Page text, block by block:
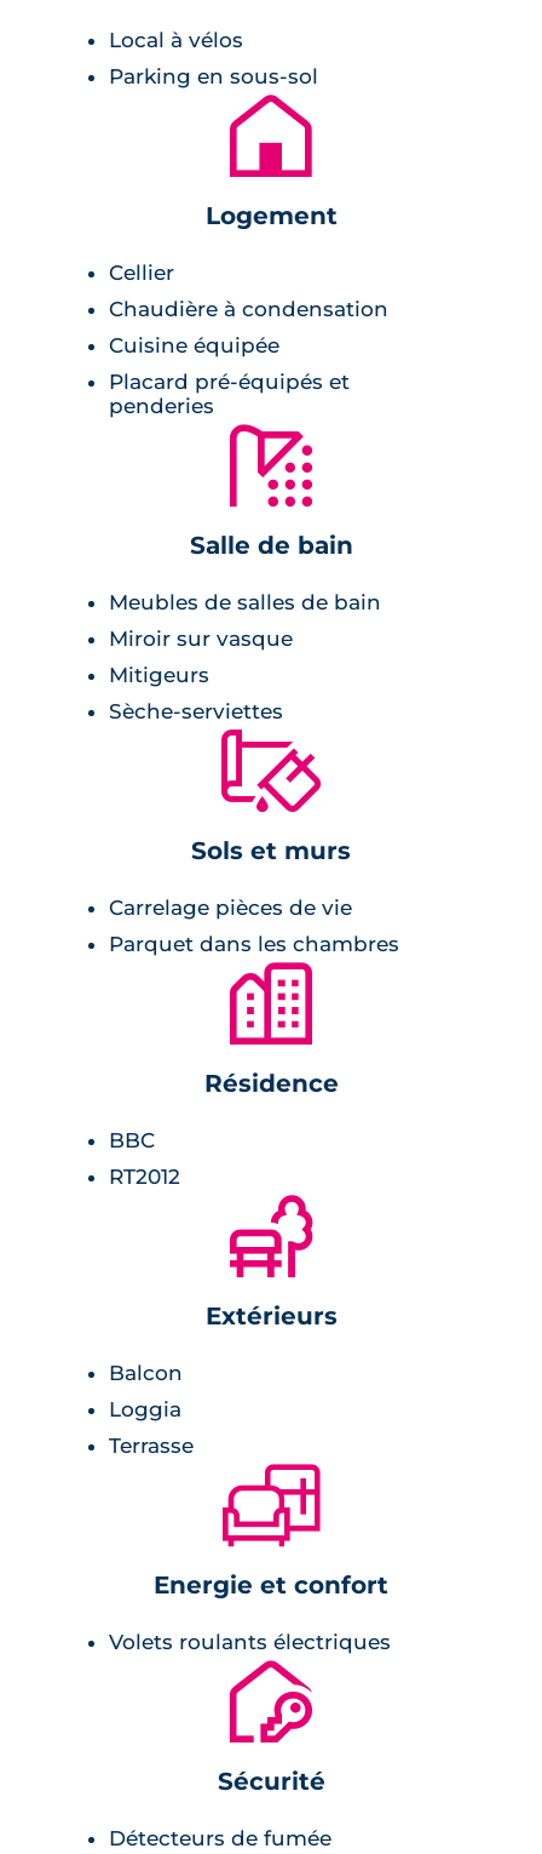
Local à vélos
Parking en sous-sol
🏚
Logement
Cellier
Chaudière à condensation
Cuisine équipée
Placard pré-équipés et
penderies
🚿
Salle de bain
Meubles de salles de bain
Miroir sur vasque
Mitigeurs
Sèche-serviettes
🔨
Sols et murs
Carrelage pièces de vie
Parquet dans les chambres
🏙
Résidence
BBC
RT2012
🌲
Extérieurs
Balcon
Loggia
Terrasse
🛋
Energie et confort
Volets roulants électriques
🔐
Sécurité
Détecteurs de fumée